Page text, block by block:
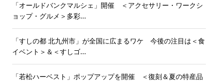
「オールドバンクマルシェ」開催 ＜アクセサリー・ワークシ
ョップ・グルメ＞多彩...
「すしの都 北九州市」が全国に広まるワケ 今後の注目は＜食
イベント＞＆＜すしゴ...
「若松ハーベスト」ポップアップを開催 ＜復刻＆夏の特産品